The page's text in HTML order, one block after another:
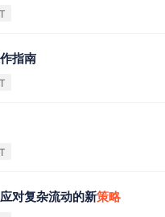
指南
对复杂流动的新策略